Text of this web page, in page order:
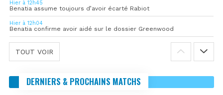
Hier à 12h45
Benatia assume toujours d’avoir écarté Rabiot
Hier à 12h04
Benatia confirme avoir aidé sur le dossier Greenwood
TOUT VOIR
DERNIERS & PROCHAINS MATCHS